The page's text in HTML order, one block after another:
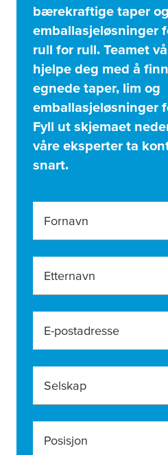
bærekraftige taper og
emballasjeløsninger
rull for rull. Teamet
hjelpe deg med å
egnede taper, lim og
emballasjeløsninger
Fyll ut skjemaet
våre eksperter ta
snart.
Fornavn
Etternavn
E-postadresse
Selskap
Posisjon